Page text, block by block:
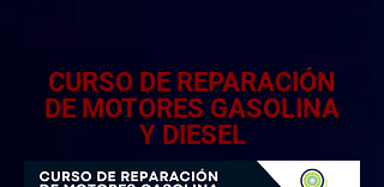
CURSO DE REPARACIÓN
DE MOTORES GASOLINA
Y DIESEL